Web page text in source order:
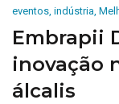
eventos, indústria,
Embrapii
inovação
álcalis